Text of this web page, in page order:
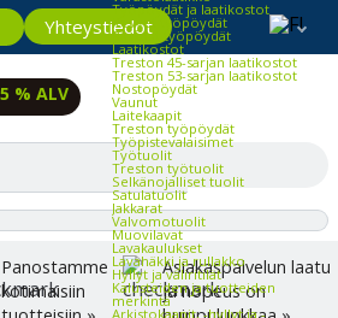
Yhteystiedot
Työpöydät ja laatikostot
Kevyet työpöydät
Raskaat työpöydät
Laatikostot
Treston 45-sarjan laatikostot
Treston 53-sarjan laatikostot
Nostopöydät
Vaunut
Laitekaapit
Treston työpöydät
Työpistevalaisimet
Työtuolit
Treston työtuolit
Selkänojalliset tuolit
Satulatuolit
Jakkarat
Valvomotuolit
Muovilavat
Lavakaulukset
Lavahäkki ja rullakko
Hyllyt ja väliritilät
Kalusteiden ja tuotteiden
merkintä
Arkistokaapit, -hyllyt ja -
% ALV
Panostamme
kotimaisiin
Asiakaspalvelun laatu
ja nopeus on